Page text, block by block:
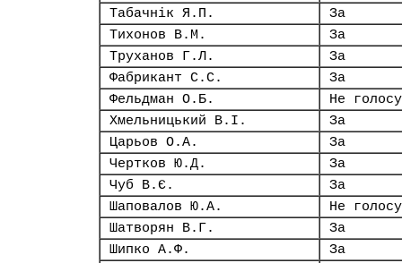
Табачнік Я.П.
За
Тихонов В.М.
За
Труханов Г.Л.
За
Фабрикант С.С.
За
Фельдман О.Б.
Не
Хмельницький В.І.
За
Царьов О.А.
За
Чертков Ю.Д.
За
Чуб В.Є.
За
Шаповалов Ю.А.
Не
Шатворян В.Г.
За
Шипко А.Ф.
За